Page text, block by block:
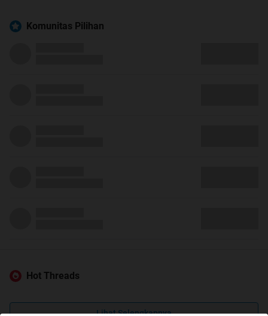
Komunitas Pilihan
Hot Threads
Lihat Selengkapnya